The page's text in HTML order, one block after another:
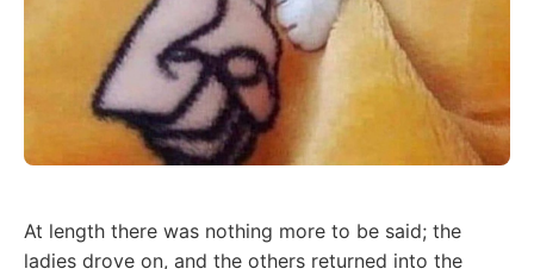
At length there was nothing more to be said; the
ladies drove on, and the others returned into the